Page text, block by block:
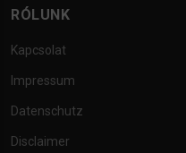
RÓLUNK
Kapcsolat
Impressum
Datenschutz
Disclaimer